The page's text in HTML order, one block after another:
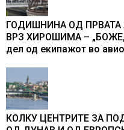
ГОДИШНИНА ОД
ВРЗ ХИРОШИМА –
дел од екипажот во
промени текот на
КОЛКУ ЦЕНТРИТЕ ЗА